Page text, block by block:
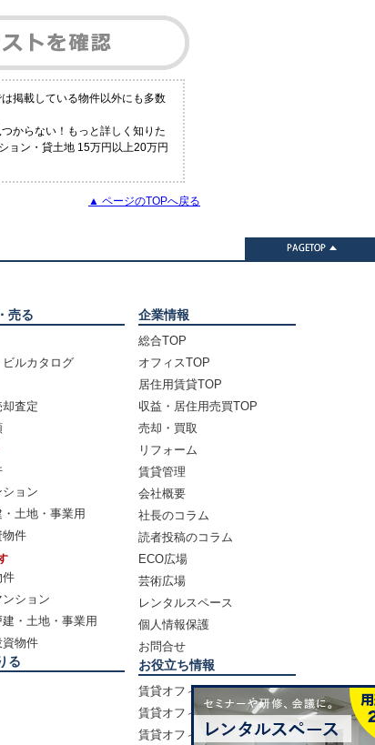
掲載している物件以外にも多数
からない！もっと詳しく知りた
ョン・貸土地 15万円以上20万円
▲ ページのTOPへ戻る
売る
ルカタログ
査定
ョン
土地・事業用
物件
件
ション
・土地・事業用
資物件
る
企業情報
総合TOP
オフィスTOP
居住用賃貸TOP
収益・居住用売買TOP
売却・買取
リフォーム
賃貸管理
会社概要
社長のコラム
読者投稿のコラム
ECO広場
芸術広場
レンタルスペース
個人情報保護
お問合せ
お役立ち情報
賃貸オフィスマニュアル
賃貸オフィスの選び方
賃貸オフィス賃料相場